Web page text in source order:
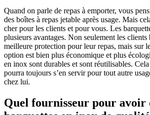
Quand on parle de repas à emporter, vous
des boîtes à repas jetable après usage. Mais
cher pour les clients et pour vous. Les
plusieurs avantages. Non seulement les clients
meilleure protection pour leur repas, mais sur
option est bien plus économique et plus
en inox sont durables et sont réutilisables.
pourra toujours s’en servir pour tout autre
chez lui.
Quel fournisseur pour avoir